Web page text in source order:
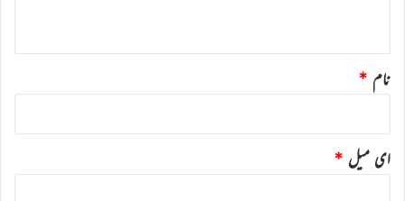
نام *
ای میل *